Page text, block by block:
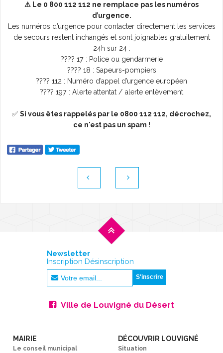
⚠ Le 0 800 112 112 ne remplace pas les numéros
d’urgence.
Les numéros d’urgence pour contacter directement les services
de secours restent inchangés et sont joignables gratuitement
24h sur 24 :
???? 17 : Police ou gendarmerie
???? 18 : Sapeurs-pompiers
???? 112 : Numéro d’appel d’urgence européen
???? 197 : Alerte attentat / alerte enlèvement
✅ Si vous êtes rappelés par le 0800 112 112, décrochez,
ce n'est pas un spam !
Newsletter
Inscription Désinscription
Ville de Louvigné du Désert
MAIRIE
Le conseil municipal
DÉCOUVRIR LOUVIGNÉ
Situation